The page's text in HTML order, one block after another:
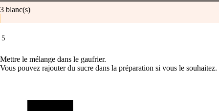
3 blanc(s)
5
Mettre le mélange dans le gaufrier.
Vous pouvez rajouter du sucre dans la préparation si vous le souhaitez.